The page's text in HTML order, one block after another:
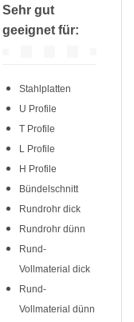
Sehr gut
geeignet für:
Stahlplatten
U Profile
T Profile
L Profile
H Profile
Bündelschnitt
Rundrohr dick
Rundrohr dünn
Rund-
Vollmaterial dick
Rund-
Vollmaterial dünn